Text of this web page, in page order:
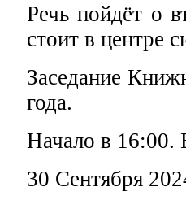
Речь пойдёт о
стоит в центре
Заседание
года.
Начало в 16:00.
30 Сентября